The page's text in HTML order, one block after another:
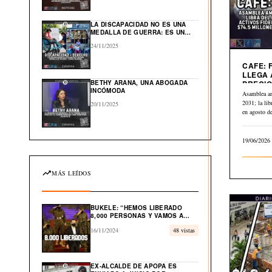
LA DISCAPACIDAD NO ES UNA
MEDALLA DE GUERRA: ES UN
24/11/2025
BETHY ARANA, UNA ABOGADA
INCÓMODA
20/11/2025
MÁS LEÍDOS
BUKELE: “HEMOS LIBERADO
8,000 PERSONAS Y VAMOS A
INOCENTES”
16/11/2024 48 vistas
EX-ALCALDE DE APOPA ES
CAFE:
LLEGA
A $2.84
Asamblea
2031; la
en agosto
19/06/2026